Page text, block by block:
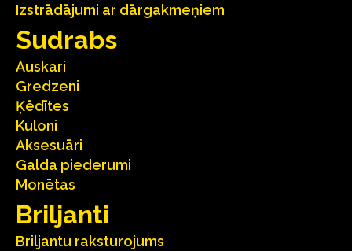
Izstrādājumi ar dārgakmeņiem
Sudrabs
Auskari
Gredzeni
Ķēdītes
Kuloni
Aksesuāri
Galda piederumi
Monētas
Briljanti
Briljantu raksturojums